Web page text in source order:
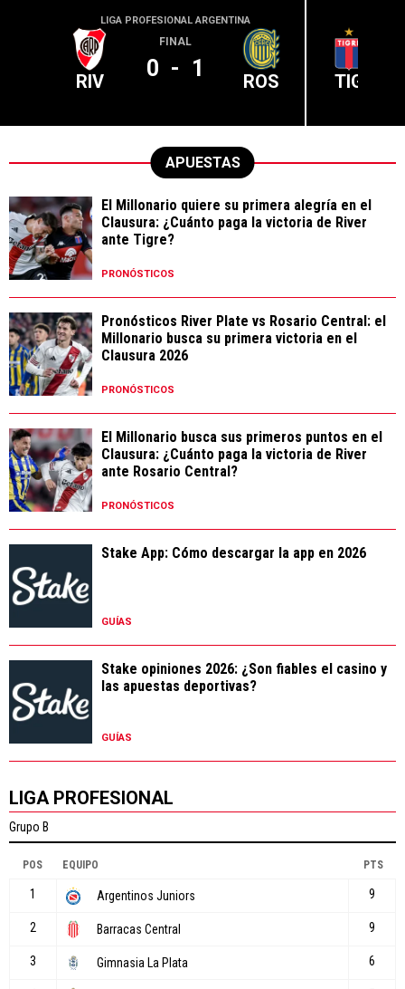
LIGA PROFESIONAL ARGENTINA
RIV
FINAL
0 - 1 ROS TIG
APUESTAS
El Millonario quiere su primera alegría en el
Clausura: ¿Cuánto paga la victoria de River
ante Tigre?
PRONÓSTICOS
Pronósticos River Plate vs Rosario Central: el
Millonario busca su primera victoria en el
Clausura 2026
PRONÓSTICOS
El Millonario busca sus primeros puntos en el
Clausura: ¿Cuánto paga la victoria de River
ante Rosario Central?
PRONÓSTICOS
Stake App: Cómo descargar la app en 2026
GUÍAS
Stake opiniones 2026: ¿Son fiables el casino y
las apuestas deportivas?
GUÍAS
LIGA PROFESIONAL